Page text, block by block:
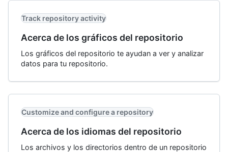
Track repository activity
Acerca de los gráficos del repositorio
Los gráficos del repositorio te ayudan a ver y analizar
datos para tu repositorio.
Customize and configure a repository
Acerca de los idiomas del repositorio
Los archivos y los directorios dentro de un repositorio